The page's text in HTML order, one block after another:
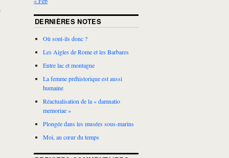
DERNIÈRES NOTES
Où sont-ils donc ?
Les Aigles de Rome et les Barbares
Entre lac et montagne
La femme préhistorique est aussi
humaine
Réactualisation de la « damnatio
memoriae »
Plongée dans les musées sous-marins
Moi, au cœur du temps